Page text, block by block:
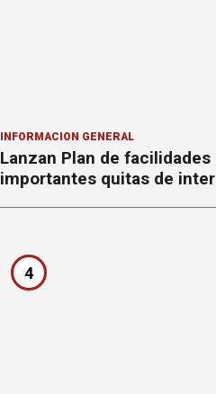
INFORMACION GENERAL
Lanzan Plan de facilidades
importantes quitas de
4